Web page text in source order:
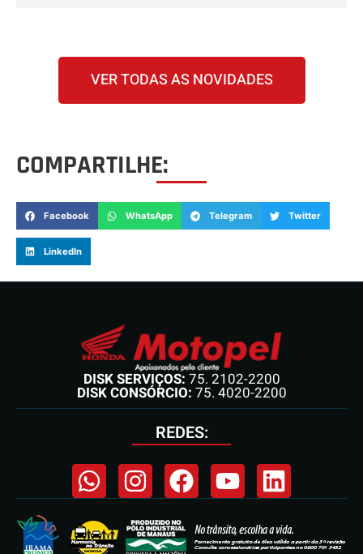
VER TODAS AS NOVIDADES
COMPARTILHE:
Facebook WhatsApp Telegram Twitter
LinkedIn
DISK SERVIÇOS: 75. 2102-2200
DISK CONSÓRCIO: 75. 4020-2200
REDES: